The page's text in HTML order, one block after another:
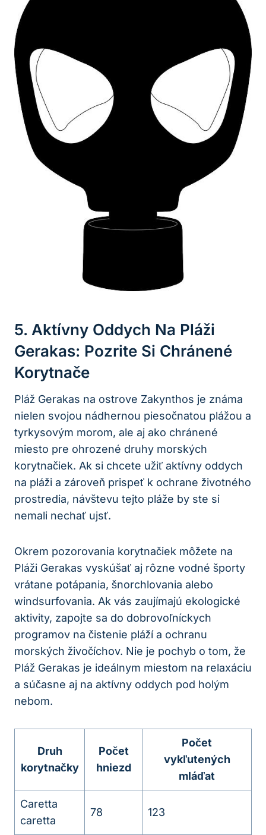
5. Aktívny Oddych Na Pláži
Gerakas: Pozrite Si Chránené
Korytnače
Pláž Gerakas na ostrove Zakynthos je známa
nielen svojou nádhernou piesočnatou plážou a
tyrkysovým morom, ale aj ako chránené
miesto pre ohrozené druhy morských
korytnačiek. Ak si chcete užiť aktívny oddych
na pláži a zároveň prispeť k ochrane životného
prostredia, návštevu tejto pláže by ste si
nemali nechať ujsť.
Okrem pozorovania korytnačiek môžete na
Pláži Gerakas vyskúšať aj rôzne vodné športy
vrátane potápania, šnorchlovania alebo
windsurfovania. Ak vás zaujímajú ekologické
aktivity, zapojte sa do dobrovoľníckych
programov na čistenie pláží a ochranu
morských živočíchov. Nie je pochyb o tom, že
Pláž Gerakas je ideálnym miestom na relaxáciu
a súčasne aj na aktívny oddych pod holým
nebom.
Druh
korytnačky
Počet
hniezd
Počet
vykľutených
mláďat
Caretta
caretta
78 123